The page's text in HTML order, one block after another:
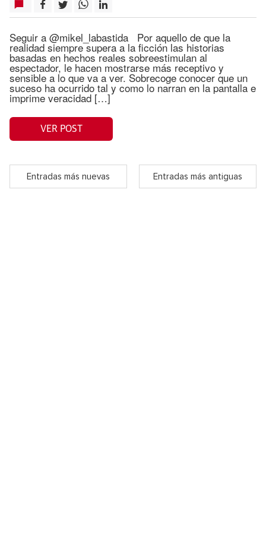
Seguir a @mikel_labastida Por aquello de que la
realidad siempre supera a la ficción las historias
basadas en hechos reales sobreestimulan al
espectador, le hacen mostrarse más receptivo y
sensible a lo que va a ver. Sobrecoge conocer que un
suceso ha ocurrido tal y como lo narran en la pantalla e
imprime veracidad […]
VER POST
Entradas más nuevas Entradas más antiguas